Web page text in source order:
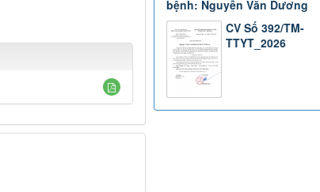
bệnh: Nguyễn Văn Dương
CV Số 392/TM-
TTYT_2026